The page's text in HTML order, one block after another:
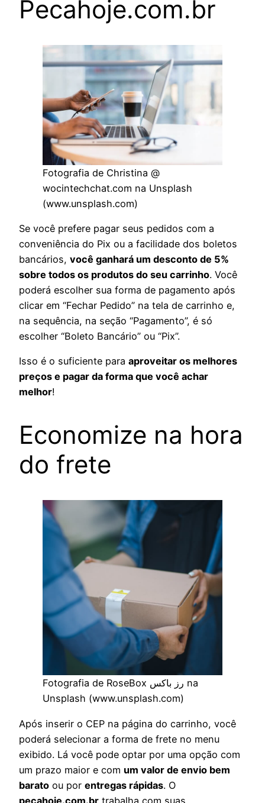
Pecahoje.com.br
Fotografia de Christina @
wocintechchat.com na Unsplash
(www.unsplash.com)
Se você prefere pagar seus pedidos com a
conveniência do Pix ou a facilidade dos boletos
bancários, você ganhará um desconto de 5%
sobre todos os produtos do seu carrinho. Você
poderá escolher sua forma de pagamento após
clicar em “Fechar Pedido” na tela de carrinho e,
na sequência, na seção “Pagamento”, é só
escolher “Boleto Bancário” ou “Pix”.
Isso é o suficiente para aproveitar os melhores
preços e pagar da forma que você achar
melhor!
Economize na hora
do frete
Fotografia de RoseBox رز باکس na
Unsplash (www.unsplash.com)
Após inserir o CEP na página do carrinho, você
poderá selecionar a forma de frete no menu
exibido. Lá você pode optar por uma opção com
um prazo maior e com um valor de envio bem
barato ou por entregas rápidas. O
pecahoje.com.br trabalha com suas